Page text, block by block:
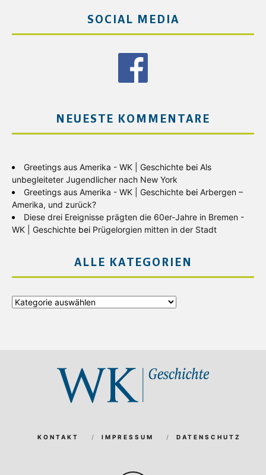
SOCIAL MEDIA
NEUESTE KOMMENTARE
Greetings aus Amerika - WK | Geschichte bei Als
unbegleiteter Jugendlicher nach New York
Greetings aus Amerika - WK | Geschichte bei Arbergen –
Amerika, und zurück?
Diese drei Ereignisse prägten die 60er-Jahre in Bremen -
WK | Geschichte bei Prügelorgien mitten in der Stadt
ALLE KATEGORIEN
Alle
KONTAKT IMPRESSUM DATENSCHUTZ